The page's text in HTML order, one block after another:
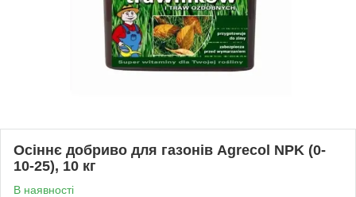
Осіннє добриво для газонів Agrecol NPK (0-
10-25), 10 кг
В наявності